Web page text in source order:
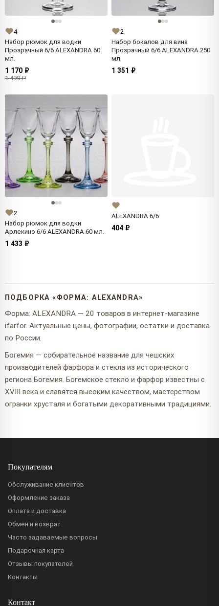
4
Набор рюмок для водки
Прозрачный 6/6 ALEXANDRA 60
мл.
1 170 ₽
1 499 ₽
2
Набор бокалов для вина
Прозрачный 6/6 ALEXANDRA 250
мл.
1 351 ₽
2
Набор рюмок для водки
Арлекино 6/6 ALEXANDRA 60 мл.
1 433 ₽
ALEXANDRA 6/6
404 ₽
ПОДБОРКА «ФОРМА: ALEXANDRA»
Форма: ALEXANDRA — 20 товаров в интернет-магазине
ifarfor. Актуальные цены, фотографии, остатки и доставка
по России.
Богемия — собирательное название для чешских
производителей фарфора и стекла из исторического
региона Богемия. Богемское стекло и фарфор известны с
XVIII века и славятся высоким качеством, мастерством
огранки хрусталя и богатыми декоративными традициями.
Покупателям
Обслуживание клиентов
Оформление заказа
Оплата и доставка
Обмен и возврат
Часто задаваемые вопросы
Подарочная карта
Отзывы покупателей
Контакты
Контакт